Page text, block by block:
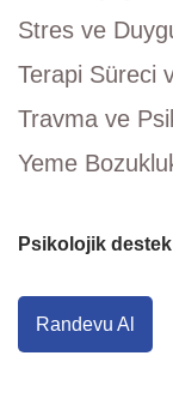
Stres ve
Terapi Süreci
Travma ve
Yeme
Psikolojik
Randevu Al